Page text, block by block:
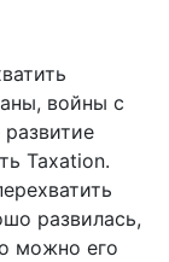
войны с
Taxation.
развилась,
можно его